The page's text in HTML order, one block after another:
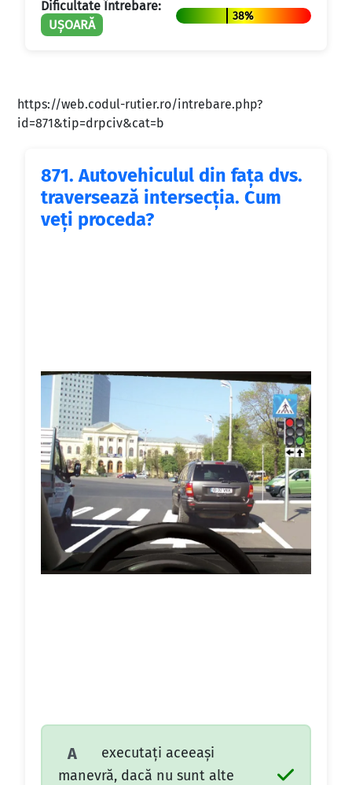
Dificultate Întrebare:
UȘOARĂ
38%
https://web.codul-rutier.ro/intrebare.php?
id=871&tip=drpciv&cat=b
871. Autovehiculul din faţa dvs.
traversează intersecţia. Cum
veţi proceda?
A
executaţi aceeaşi
manevră, dacă nu sunt alte